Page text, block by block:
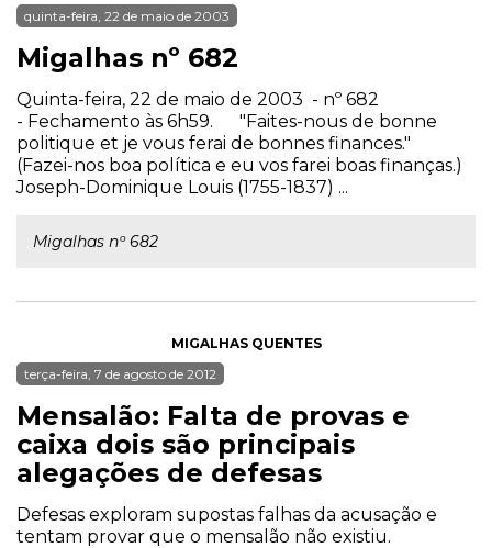
quinta-feira, 22 de maio de 2003
Migalhas nº 682
Quinta-feira, 22 de maio de 2003 - nº 682
- Fechamento às 6h59. "Faites-nous de bonne
politique et je vous ferai de bonnes finances."
(Fazei-nos boa política e eu vos farei boas finanças.)
Joseph-Dominique Louis (1755-1837) ...
Migalhas nº 682
MIGALHAS QUENTES
terça-feira, 7 de agosto de 2012
Mensalão: Falta de provas e
caixa dois são principais
alegações de defesas
Defesas exploram supostas falhas da acusação e
tentam provar que o mensalão não existiu.